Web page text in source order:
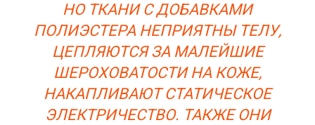
НО ТКАНИ С ДОБАВКАМИ
ПОЛИЭСТЕРА НЕПРИЯТНЫ ТЕЛУ,
ЦЕПЛЯЮТСЯ ЗА МАЛЕЙШИЕ
ШЕРОХОВАТОСТИ НА КОЖЕ,
НАКАПЛИВАЮТ СТАТИЧЕСКОЕ
ЭЛЕКТРИЧЕСТВО. ТАКЖЕ ОНИ